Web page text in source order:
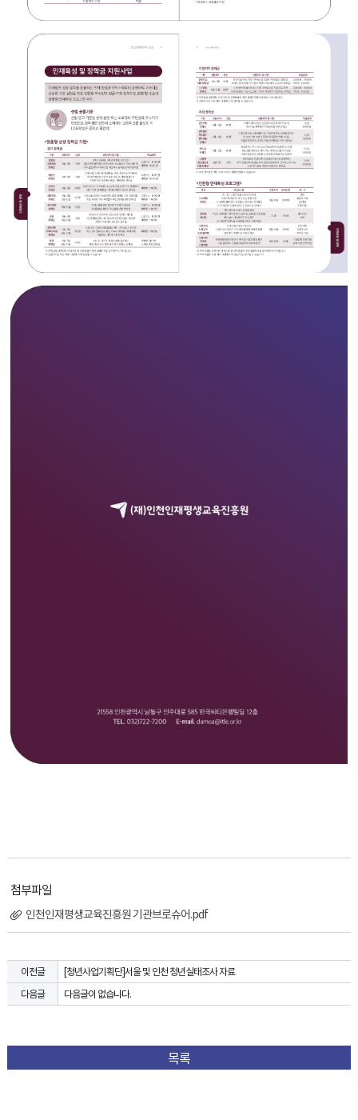
첨부파일
인천인재평생교육진흥원 기관브로슈어.pdf
이전글
[청년사업기획단]서울 및 인천 청년실태조사 자료
다음글
다음글이 없습니다.
목록